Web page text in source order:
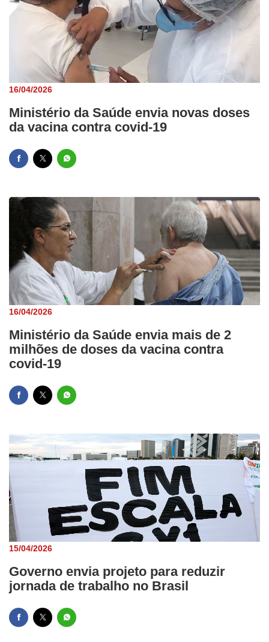
16/04/2026
Ministério da Saúde envia novas doses
da vacina contra covid-19
16/04/2026
Ministério da Saúde envia mais de 2
milhões de doses da vacina contra
covid-19
15/04/2026
Governo envia projeto para reduzir
jornada de trabalho no Brasil